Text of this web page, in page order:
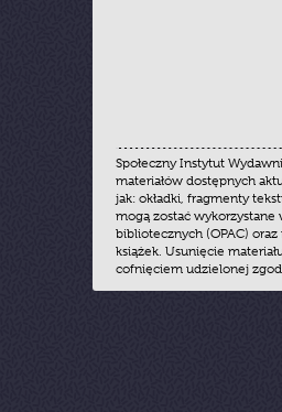
Społeczny Instytut
materiałów dostępnych
jak: okładki, fragmenty
mogą zostać
bibliotecznych (OPAC)
książek. Usunięcie
cofnięciem udzielonej